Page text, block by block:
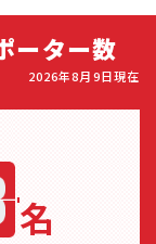
ーター数
2026年8月9日現在
名